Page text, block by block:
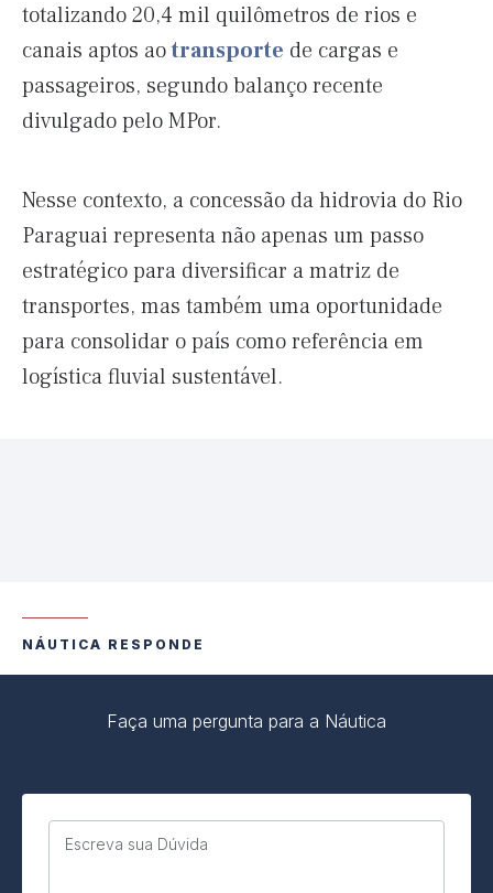
totalizando 20,4 mil quilômetros de rios e
canais aptos aotransporte de cargas e
passageiros, segundo balanço recente
divulgado pelo MPor.
Nesse contexto, a concessão da hidrovia do Rio
Paraguai representa não apenas um passo
estratégico para diversificar a matriz de
transportes, mas também uma oportunidade
para consolidar o país como referência em
logística fluvial sustentável.
NÁUTICA RESPONDE
Faça uma pergunta para a Náutica
Escreva sua Dúvida